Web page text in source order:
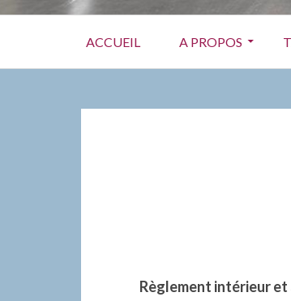
principal
ACCUEIL A PROPOS
Règlement intérieur et